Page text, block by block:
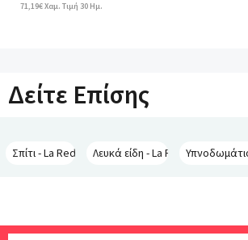
71,19€ Χαμ. Τιμή 30 Ημ.
Δείτε Επίσης
Σπίτι - La Redoute InterieursΛευκά είδη - La Redoute